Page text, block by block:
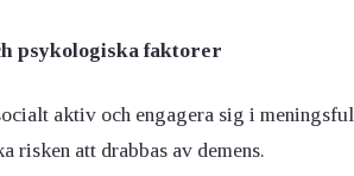
psykologiska faktorer
aktiv och engagera sig i
risken att drabbas av demens.